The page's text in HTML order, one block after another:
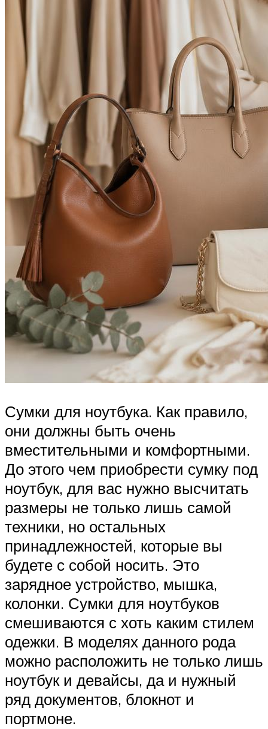
Сумки для ноутбука. Как правило,
они должны быть очень
вместительными и комфортными.
До этого чем приобрести сумку под
ноутбук, для вас нужно высчитать
размеры не только лишь самой
техники, но остальных
принадлежностей, которые вы
будете с собой носить. Это
зарядное устройство, мышка,
колонки. Сумки для ноутбуков
смешиваются с хоть каким стилем
одежки. В моделях данного рода
можно расположить не только лишь
ноутбук и девайсы, да и нужный
ряд документов, блокнот и
портмоне.